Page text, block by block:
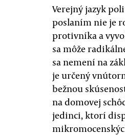
Verejný jazyk
poslaním nie je
protivníka a
sa môže
sa nemení na
je určený
bežnou
na domovej
jedinci, ktorí